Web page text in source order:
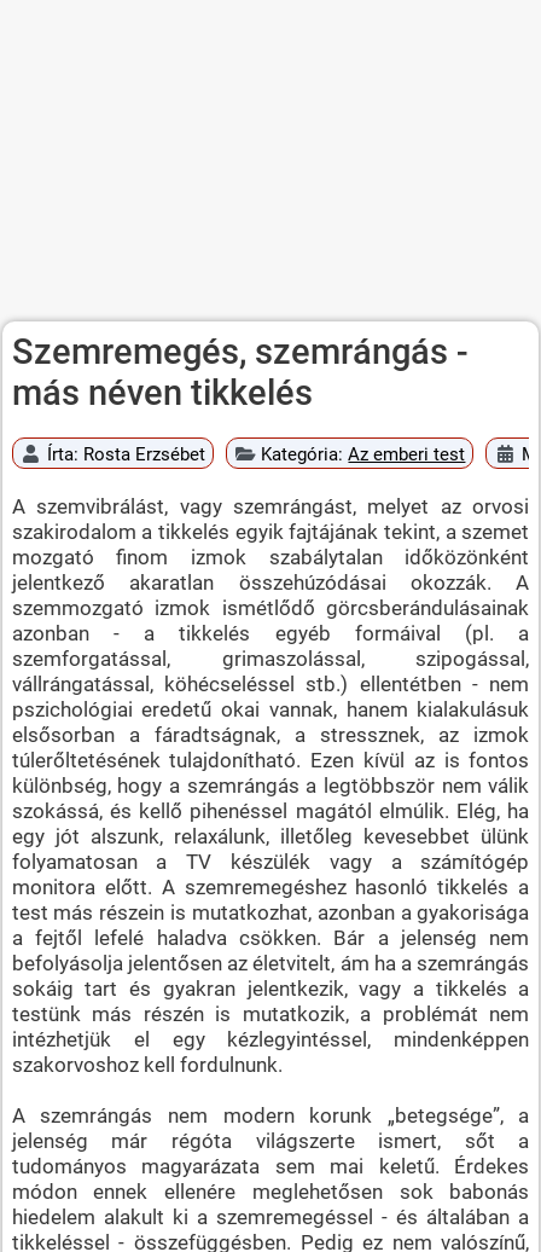
Szemremegés, szemrángás -
más néven tikkelés
Írta: Rosta Erzsébet Kategória:Az emberi test
A szemvibrálást, vagy szemrángást, melyet az orvosi
szakirodalom a tikkelés egyik fajtájának tekint, a szemet
mozgató finom izmok szabálytalan időközönként
jelentkező akaratlan összehúzódásai okozzák. A
szemmozgató izmok ismétlődő görcsberándulásainak
azonban - a tikkelés egyéb formáival (pl. a
szemforgatással, grimaszolással, szipogással,
vállrángatással, köhécseléssel stb.) ellentétben - nem
pszichológiai eredetű okai vannak, hanem kialakulásuk
elsősorban a fáradtságnak, a stressznek, az izmok
túlerőltetésének tulajdonítható. Ezen kívül az is fontos
különbség, hogy a szemrángás a legtöbbször nem válik
szokássá, és kellő pihenéssel magától elmúlik. Elég, ha
egy jót alszunk, relaxálunk, illetőleg kevesebbet ülünk
folyamatosan a TV készülék vagy a számítógép
monitora előtt. A szemremegéshez hasonló tikkelés a
test más részein is mutatkozhat, azonban a gyakorisága
a fejtől lefelé haladva csökken. Bár a jelenség nem
befolyásolja jelentősen az életvitelt, ám ha a szemrángás
sokáig tart és gyakran jelentkezik, vagy a tikkelés a
testünk más részén is mutatkozik, a problémát nem
intézhetjük el egy kézlegyintéssel, mindenképpen
szakorvoshoz kell fordulnunk.
A szemrángás nem modern korunk „betegsége”, a
jelenség már régóta világszerte ismert, sőt a
tudományos magyarázata sem mai keletű. Érdekes
módon ennek ellenére meglehetősen sok babonás
hiedelem alakult ki a szemremegéssel - és általában a
tikkeléssel - összefüggésben. Pedig ez nem valószínű,